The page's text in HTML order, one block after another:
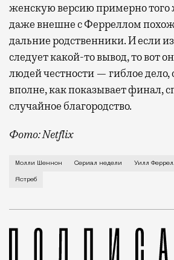
женскую версию примерно того
даже внешне с Ферреллом
дальние родственники. И если
следует какой-то вывод, то вот
людей честности — гиблое дело,
вполне, как показывает финал,
случайное благородство.
Фото: Netflix
Когда-то Лонни Хокинс (Уилл
Молли Шеннон Сериал недели Уилл
Ястреб